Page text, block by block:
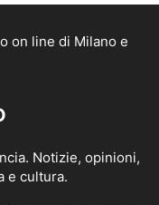
Notizie, opinioni,
e cultura.